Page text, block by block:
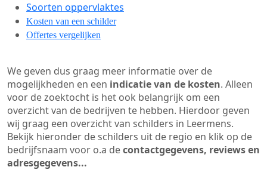
Soorten oppervlaktes
Kosten van een schilder
Offertes vergelijken
We geven dus graag meer informatie over de
mogelijkheden en een indicatie van de kosten. Alleen
voor de zoektocht is het ook belangrijk om een
overzicht van de bedrijven te hebben. Hierdoor geven
wij graag een overzicht van schilders in Leermens.
Bekijk hieronder de schilders uit de regio en klik op de
bedrijfsnaam voor o.a decontactgegevens, reviews en
adresgegevens...